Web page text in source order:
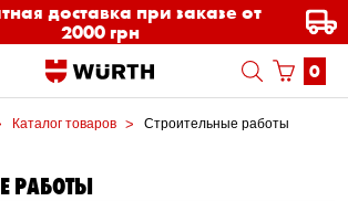
доставка при заказе от
2000 грн
0
Каталог товаров Строительные работы
РАБОТЫ